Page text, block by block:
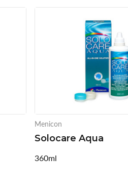
Menicon
Solocare Aqua
360ml